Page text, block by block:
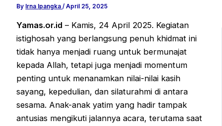
By Irna Ipangka/April 25, 2025
Yamas.or.id – Kamis, 24 April 2025. Kegiatan
istighosah yang berlangsung penuh khidmat ini
tidak hanya menjadi ruang untuk bermunajat
kepada Allah, tetapi juga menjadi momentum
penting untuk menanamkan nilai-nilai kasih
sayang, kepedulian, dan silaturahmi di antara
sesama. Anak-anak yatim yang hadir tampak
antusias mengikuti jalannya acara, terutama saat